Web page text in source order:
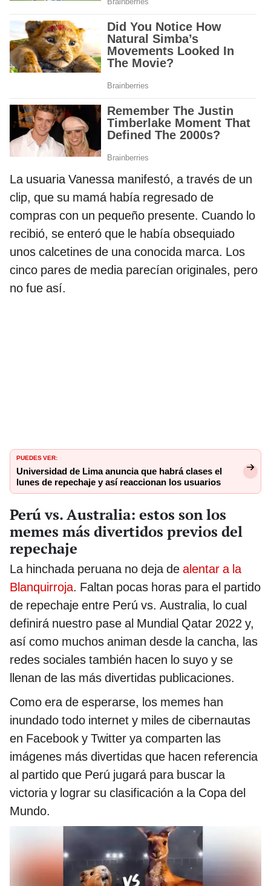
La usuaria Vanessa manifestó, a través de un
clip, que su mamá había regresado de
compras con un pequeño presente. Cuando lo
recibió, se enteró que le había obsequiado
unos calcetines de una conocida marca. Los
cinco pares de media parecían originales, pero
no fue así.
PUEDES VER:
Universidad de Lima anuncia que habrá clases el
lunes de repechaje y así reaccionan los usuarios
Perú vs. Australia: estos son los
memes más divertidos previos del
repechaje
La hinchada peruana no deja de alentar a la
Blanquirroja. Faltan pocas horas para el partido
de repechaje entre Perú vs. Australia, lo cual
definirá nuestro pase al Mundial Qatar 2022 y,
así como muchos animan desde la cancha, las
redes sociales también hacen lo suyo y se
llenan de las más divertidas publicaciones.
Como era de esperarse, los memes han
inundado todo internet y miles de cibernautas
en Facebook y Twitter ya comparten las
imágenes más divertidas que hacen referencia
al partido que Perú jugará para buscar la
victoria y lograr su clasificación a la Copa del
Mundo.